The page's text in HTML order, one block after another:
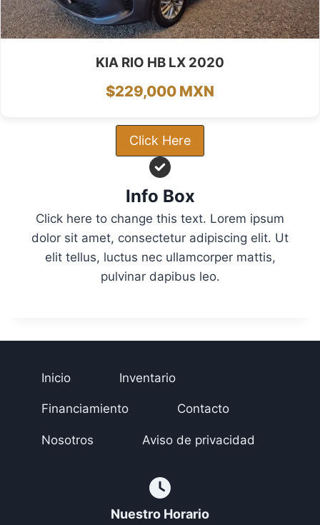
KIA RIO HB LX 2020
$229,000 MXN
Click Here
Info Box
Click here to change this text. Lorem ipsum
dolor sit amet, consectetur adipiscing elit. Ut
elit tellus, luctus nec ullamcorper mattis,
pulvinar dapibus leo.
Inicio Inventario
Financiamiento Contacto
Nosotros Aviso de privacidad
Nuestro Horario